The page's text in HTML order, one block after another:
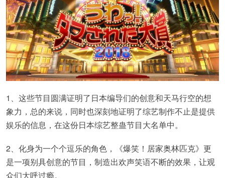
1、这些节目圆满证明了日本编导们的创意和天马行空的想
象力，总的来说，同时也深刻地证明了综艺制作不止是提供
娱乐的信息，在这份日本综艺整蛊节目大名单中。
2、化身为一个个逗乐的角色，《爆笑！居家奥林匹克》更
是一项别具创意的节目，制造出欢声笑语不断的效果，让观
众们大呼过瘾。